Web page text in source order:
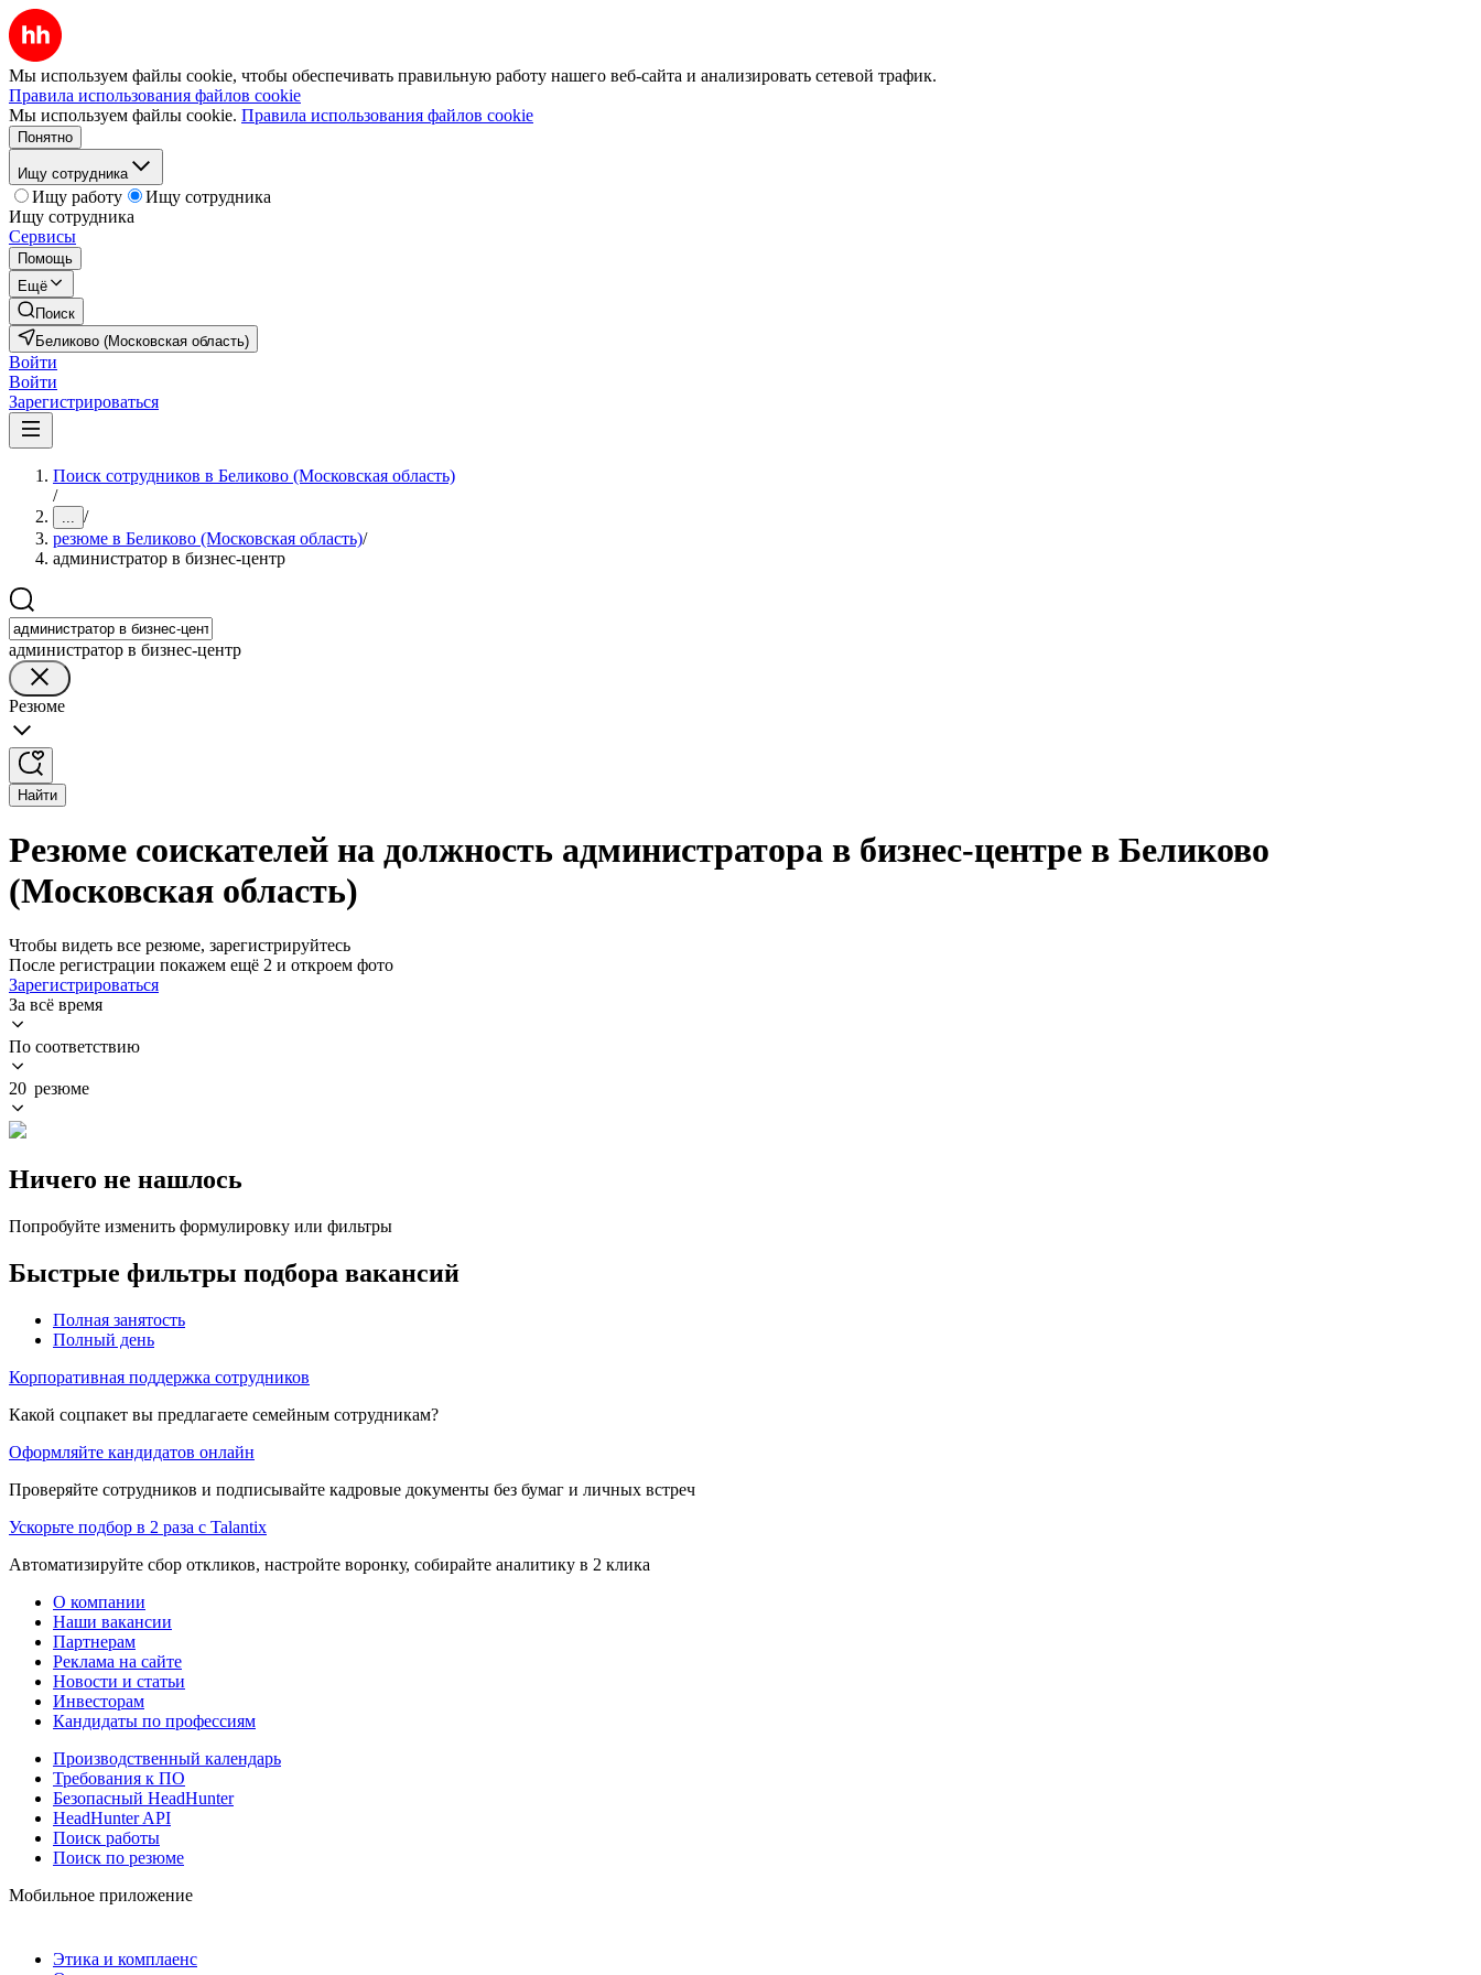
Мы используем файлы cookie, чтобы обеспечивать правильную работу нашего веб-сайта и анализировать сетевой трафик.
Правила использования файлов cookie
Мы используем файлы cookie. Правила использования файлов cookie
Понятно
Ищу сотрудника
Ищу работу
Ищу сотрудника
Ищу сотрудника
Сервисы
Помощь
Ещё
Поиск
Беликово (Московская область)
Войти
Войти
Зарегистрироваться
Поиск сотрудников в Беликово (Московская область)
/
... /
резюме в Беликово (Московская область)/
администратор в бизнес-центр
администратор в бизнес-центр
Резюме
Найти
Резюме соискателей на должность администратора в бизнес-центре в Беликово
(Московская область)
Чтобы видеть все резюме, зарегистрируйтесь
После регистрации покажем ещё 2 и откроем фото
Зарегистрироваться
За всё время
По соответствию
20 резюме
Ничего не нашлось
Попробуйте изменить формулировку или фильтры
Быстрые фильтры подбора вакансий
Полная занятость
Полный день
Корпоративная поддержка сотрудников
Какой соцпакет вы предлагаете семейным сотрудникам?
Оформляйте кандидатов онлайн
Проверяйте сотрудников и подписывайте кадровые документы без бумаг и личных встреч
Ускорьте подбор в 2 раза с Talantix
Автоматизируйте сбор откликов, настройте воронку, собирайте аналитику в 2 клика
О компании
Наши вакансии
Партнерам
Реклама на сайте
Новости и статьи
Инвесторам
Кандидаты по профессиям
Производственный календарь
Требования к ПО
Безопасный HeadHunter
HeadHunter API
Поиск работы
Поиск по резюме
Мобильное приложение
Этика и комплаенс